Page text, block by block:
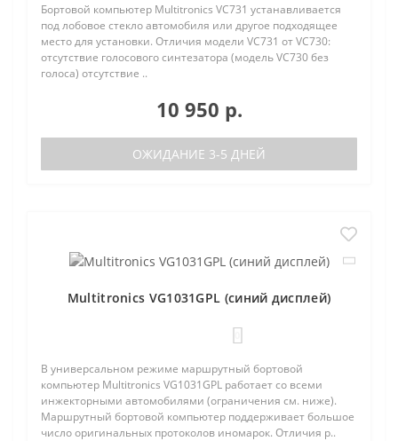
Бортовой компьютер Multitronics VC731 устанавливается
под лобовое стекло автомобиля или другое подходящее
место для установки. Отличия модели VC731 от VC730:
отсутствие голосового синтезатора (модель VC730 без
голоса) отсутствие ..
10 950 р.
ОЖИДАНИЕ 3-5 ДНЕЙ
Multitronics VG1031GPL (синий дисплей)
В универсальном режиме маршрутный бортовой
компьютер Multitronics VG1031GPL работает со всеми
инжекторными автомобилями (ограничения см. ниже).
Маршрутный бортовой компьютер поддерживает большое
число оригинальных протоколов иномарок. Отличия р..